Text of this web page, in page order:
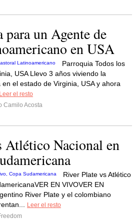
para un Agente de
en USA
Parroquia Todos los
USA Llevo 3 años viviendo la
el estado de Virginia, USA y ahora
Leer el resto
Camilo Acosta
Atlético Nacional en
River Plate vs Atlético
EN VIVOVER EN
River Plate y el colombiano
Leer el resto